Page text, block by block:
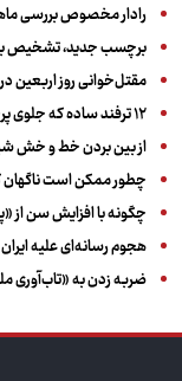
رادار مخصوص بررسی
برچسب جدید، تشخیص
مقتل‌خوانی روز اربعین
۱۲ ترفند ساده که جلوی پرخوری عصبی و اضافه ‌وزن را می‌گیرد
از بین بردن خط و خش
چطور ممکن است
چگونه با افزایش سن از
هجوم رسانه‌ای علیه ایران
ضربه زدن به «تاب‌آوری